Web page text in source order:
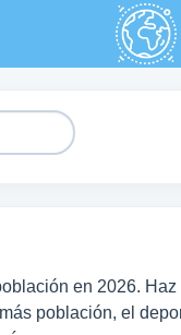
en 2026.
población, el